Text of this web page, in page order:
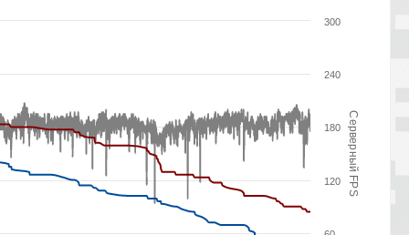
Серверный FPS
120
180
240
300